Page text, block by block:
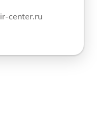
center.ru